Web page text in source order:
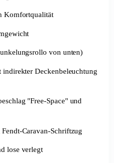
Komfortqualität
von unten)
indirekter Deckenbeleuchtung
"Free-Space" und
Caravan-Schriftzug
lose verlegt